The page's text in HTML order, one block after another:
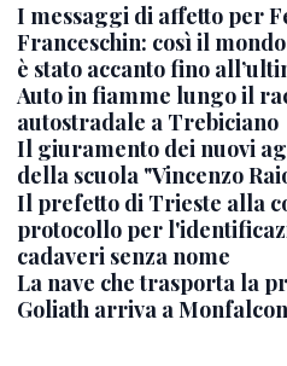
I messaggi di affetto per
Franceschin: così il
è stato accanto fino
Auto in fiamme lungo il
autostradale a Trebiciano
Il giuramento dei nuovi
della scuola "Vincenzo
Il prefetto di Trieste alla
protocollo per
cadaveri senza nome
La nave che trasporta la
Goliath arriva a